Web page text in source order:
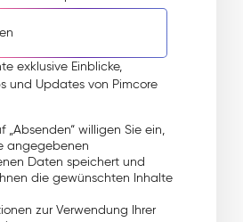
exklusive Einblicke,
und Updates von Pimcore
„Absenden“ willigen Sie ein,
angegebenen
Daten speichert und
die gewünschten Inhalte
zur Verwendung Ihrer